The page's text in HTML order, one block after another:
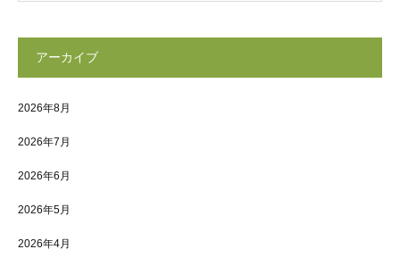
アーカイブ
2026年8月
2026年7月
2026年6月
2026年5月
2026年4月